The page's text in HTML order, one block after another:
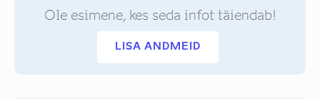
Ole esimene, kes seda infot täiendab!
LISA ANDMEID